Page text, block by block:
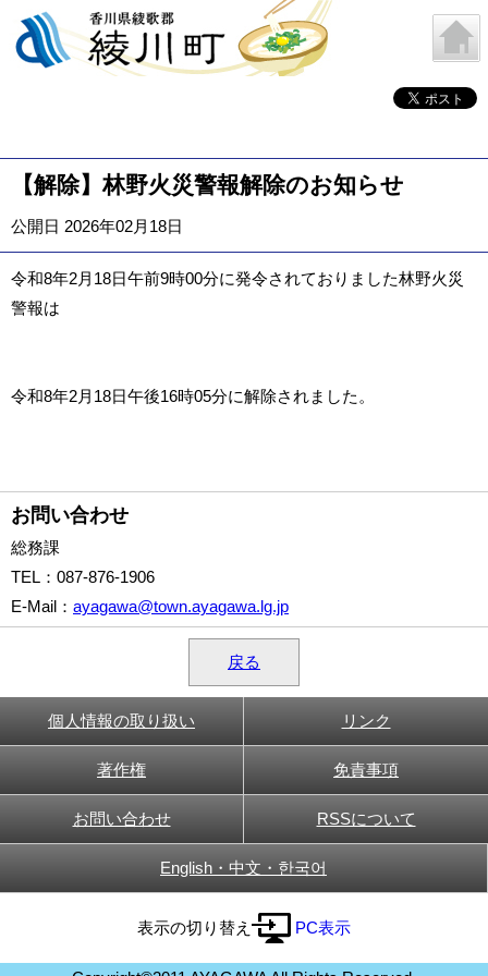
【解除】林野火災警報解除のお知らせ
公開日 2026年02月18日
令和8年2月18日午前9時00分に発令されておりました林野火災
警報は
令和8年2月18日午後16時05分に解除されました。
お問い合わせ
総務課
TEL ：087-876-1906
E-Mail ： ayagawa@town.ayagawa.lg.jp
戻る
個人情報の取り扱い リンク
著作権 免責事項
お問い合わせ RSSについて
English・中文・한국어
表示の切り替え PC表示